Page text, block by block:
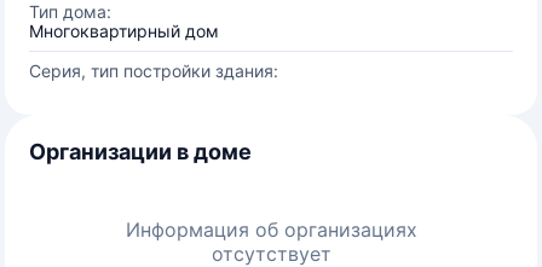
Тип дома:
Многоквартирный дом
Серия, тип постройки здания:
Организации в доме
Информация об организациях
отсутствует